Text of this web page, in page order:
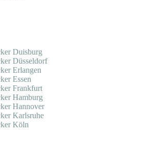
Duisburg
Düsseldorf
Erlangen
Essen
Frankfurt
Hamburg
Hannover
Karlsruhe
Köln